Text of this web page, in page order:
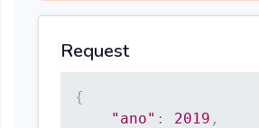
Request
{
"ano" : 2019 ,